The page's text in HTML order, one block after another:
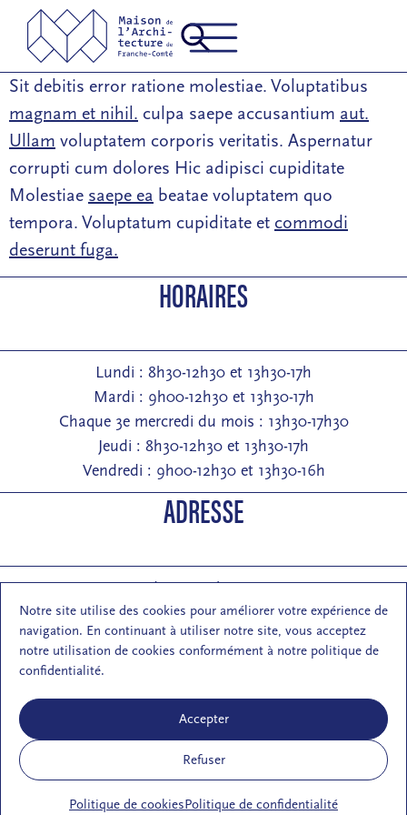
Notre site utilise des cookies pour améliorer votre expérience de
navigation. En continuant à utiliser notre site, vous acceptez
notre utilisation de cookies conformément à notre politique de
confidentialité.
Accepter
Refuser
Politique de cookiesPolitique de confidentialité
Sit debitis error ratione molestiae. Voluptatibus
magnam et nihil. culpa saepe accusantium aut.
Ullam voluptatem corporis veritatis. Aspernatur
corrupti cum dolores Hic adipisci cupiditate
Molestiae saepe ea beatae voluptatem quo
tempora. Voluptatum cupiditate et commodi
deserunt fuga.
HORAIRES
Lundi : 8h30-12h30 et 13h30-17h
Mardi : 9h00-12h30 et 13h30-17h
Chaque 3e mercredi du mois : 13h30-17h30
Jeudi : 8h30-12h30 et 13h30-17h
Vendredi : 9h00-12h30 et 13h30-16h
ADRESSE
Entrée : 2 rue de Pontarlier 25000 Besançon
Courrier : 1 rue des Martelots 25000 Besançon
E-mail : contact (at) maisondelarchi-fc.fr
S'inscrire à la newsletter de la MA
Mentions légalesRespect de la vie privée